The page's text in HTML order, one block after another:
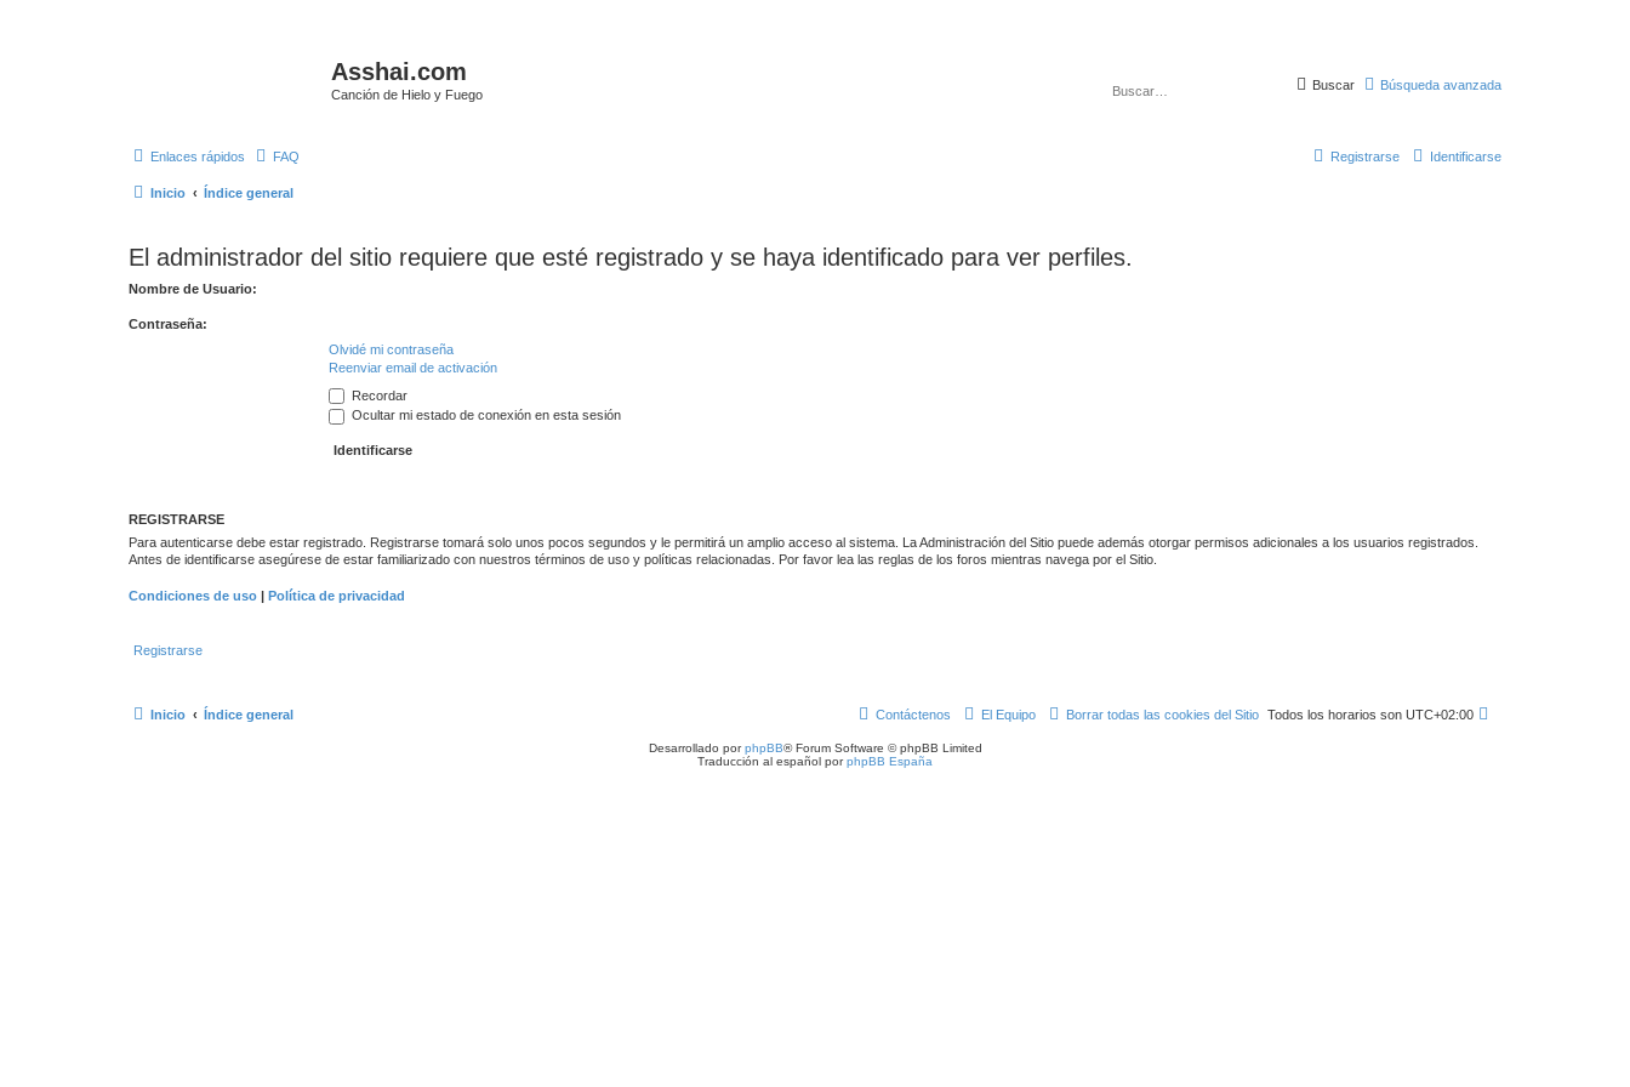
Asshai.com
Canción de Hielo y Fuego
Buscar Búsqueda avanzada
Enlaces rápidos FAQ Identificarse
Registrarse
Inicio Índice general
El administrador del sitio requiere que esté registrado y se haya identificado para ver perfiles.
Nombre de Usuario:
Contraseña:
Olvidé mi contraseña
Reenviar email de activación
Recordar
Ocultar mi estado de conexión en esta sesión
REGISTRARSE
Para autenticarse debe estar registrado. Registrarse tomará solo unos pocos segundos y le permitirá un amplio acceso al sistema. La Administración del Sitio puede además otorgar permisos adicionales a los usuarios registrados.
Antes de identificarse asegúrese de estar familiarizado con nuestros términos de uso y políticas relacionadas. Por favor lea las reglas de los foros mientras navega por el Sitio.
Condiciones de uso Política de privacidad
Registrarse
Inicio Índice general Todos los horarios son UTC+02:00
Borrar todas las cookies del Sitio
El Equipo
Contáctenos
Desarrollado porphpBB® Forum Software © phpBB Limited
Traducción al español porphpBB España